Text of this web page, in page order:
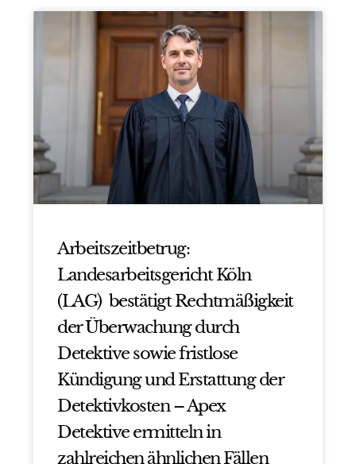
Arbeitszeitbetrug:
Landesarbeitsgericht Köln
(LAG) bestätigt Rechtmäßigkeit
der Überwachung durch
Detektive sowie fristlose
Kündigung und Erstattung der
Detektivkosten – Apex
Detektive ermitteln in
zahlreichen ähnlichen Fällen